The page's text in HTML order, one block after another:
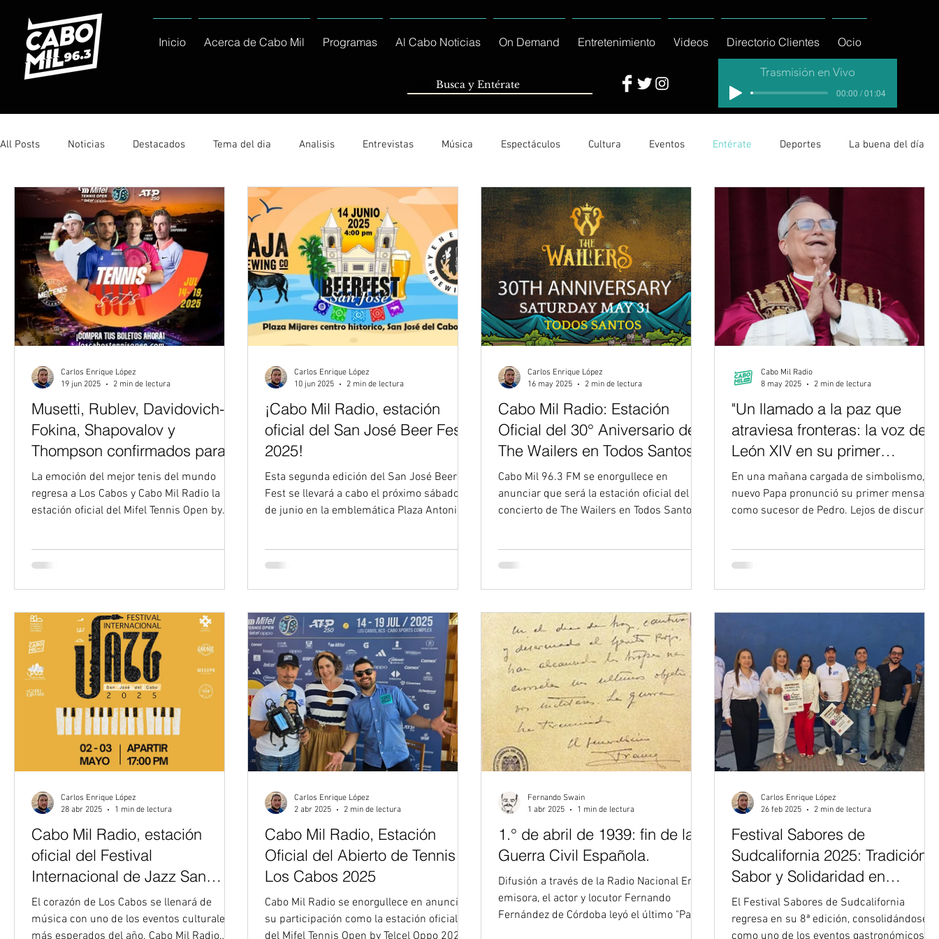
Inicio Acerca de Cabo Mil Programas Al Cabo Noticias On Demand Entretenimiento Videos Directorio Clientes Ocio
Trasmisión en Vivo
00:00 / 01:04
All Posts Noticias Destacados Tema del dia Analisis Entrevistas Música Espectáculos Cultura Eventos Entérate Deportes La buena del día
Sólo Tránsito Local Reportajes Especiales Al Cabo Notic Ayuntamiento de Los Cabos Informa Nacionales e Internacionales Columnas Locales Los Cabos
Servicio Social
Musetti, Rublev, Davidovich-
Fokina, Shapovalov y
Thompson confirmados para
el Mifel Tennis Open by Telcel
OPPO 2025
La emoción del mejor tenis del mundo
regresa a Los Cabos y Cabo Mil Radio la
estación oficial del Mifel Tennis Open by
Carlos Enrique López
19 jun 2025
2 min de lectura
¡Cabo Mil Radio, estación
oficial del San José Beer Fest
2025!
Esta segunda edición del San José Beer
Fest se llevará a cabo el próximo sábado 14
de junio en la emblemática Plaza Antonio
Carlos Enrique López
10 jun 2025
2 min de lectura
Cabo Mil Radio: Estación
Oficial del 30° Aniversario de
The Wailers en Todos Santos
Cabo Mil 96.3 FM se enorgullece en
anunciar que será la estación oficial del
concierto de The Wailers en Todos Santos ,
Carlos Enrique López
16 may 2025
2 min de lectura
"Un llamado a la paz que
atraviesa fronteras: la voz de
León XIV en su primer
mensaje al mundo"
En una mañana cargada de simbolismo, el
nuevo Papa pronunció su primer mensaje
como sucesor de Pedro. Lejos de
Cabo Mil Radio
8 may 2025
2 min de lectura
Cabo Mil Radio, estación
oficial del Festival
Internacional de Jazz San
José del Cabo 2025
El corazón de Los Cabos se llenará de
música con uno de los eventos culturales
más esperados del año. Cabo Mil Radio
Carlos Enrique López
28 abr 2025
1 min de lectura
Cabo Mil Radio, Estación
Oficial del Abierto de Tennis
Los Cabos 2025
Cabo Mil Radio se enorgullece en anunciar
su participación como la estación oficial
del Mifel Tennis Open by Telcel Oppo 2025,
Carlos Enrique López
2 abr 2025
2 min de lectura
1.° de abril de 1939: fin de la
Guerra Civil Española.
Difusión a través de la Radio Nacional En la
emisora, el actor y locutor Fernando
Fernández de Córdoba leyó el último "Parte
Fernando Swain
1 abr 2025
1 min de lectura
Festival Sabores de
Sudcalifornia 2025: Tradición,
Sabor y Solidaridad en
Miraflores
El Festival Sabores de Sudcalifornia
regresa en su 8ª edición, consolidándose
como uno de los eventos gastronómicos
Carlos Enrique López
26 feb 2025
2 min de lectura